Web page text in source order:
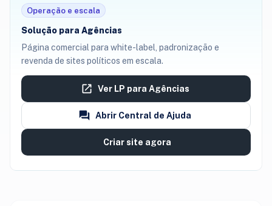
Operação e escala
Solução para Agências
Página comercial para white-label, padronização e
revenda de sites políticos em escala.
Ver LP para Agências
Abrir Central de Ajuda
Criar site agora